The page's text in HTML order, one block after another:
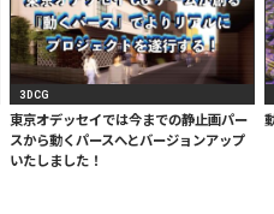
3DCG
東京オデッセイでは今までの静止画パー
スから動くパースへとバージョンアップ
いたしました！